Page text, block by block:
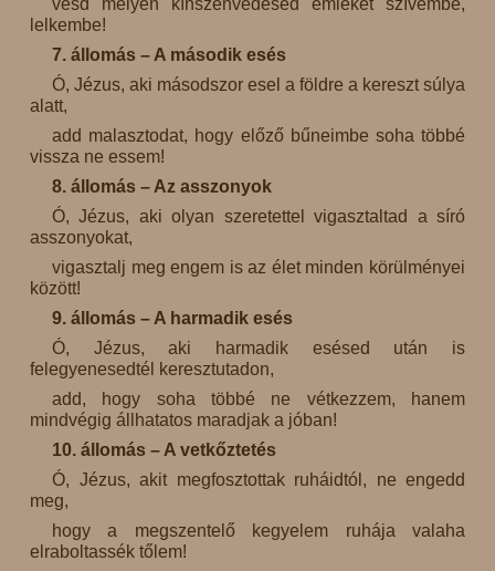
vésd mélyen kínszenvedésed emlékét szívembe,
lelkembe!
7. állomás – A második esés
Ó, Jézus, aki másodszor esel a földre a kereszt súlya
alatt,
add malasztodat, hogy előző bűneimbe soha többé
vissza ne essem!
8. állomás – Az asszonyok
Ó, Jézus, aki olyan szeretettel vigasztaltad a síró
asszonyokat,
vigasztalj meg engem is az élet minden körülményei
között!
9. állomás – A harmadik esés
Ó, Jézus, aki harmadik esésed után is
felegyenesedtél keresztutadon,
add, hogy soha többé ne vétkezzem, hanem
mindvégig állhatatos maradjak a jóban!
10. állomás – A vetkőztetés
Ó, Jézus, akit megfosztottak ruháidtól, ne engedd
meg,
hogy a megszentelő kegyelem ruhája valaha
elraboltassék tőlem!